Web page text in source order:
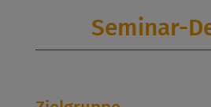
Seminar-